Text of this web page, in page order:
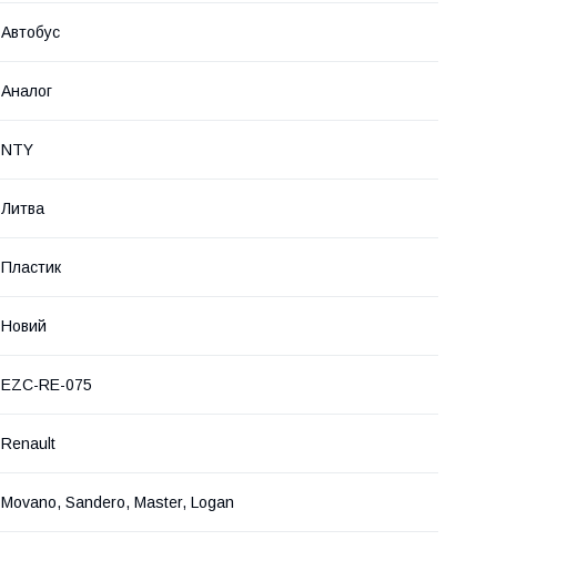
Автобус
Аналог
NTY
Литва
Пластик
Новий
EZC-RE-075
Renault
Movano, Sandero, Master, Logan